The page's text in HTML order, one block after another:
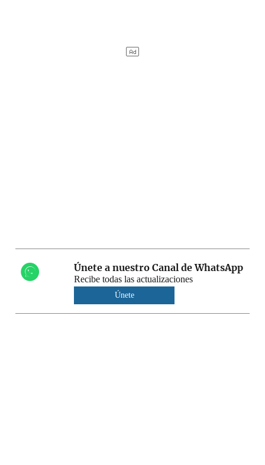
Únete a nuestro Canal de WhatsApp
Recibe todas las actualizaciones
Únete